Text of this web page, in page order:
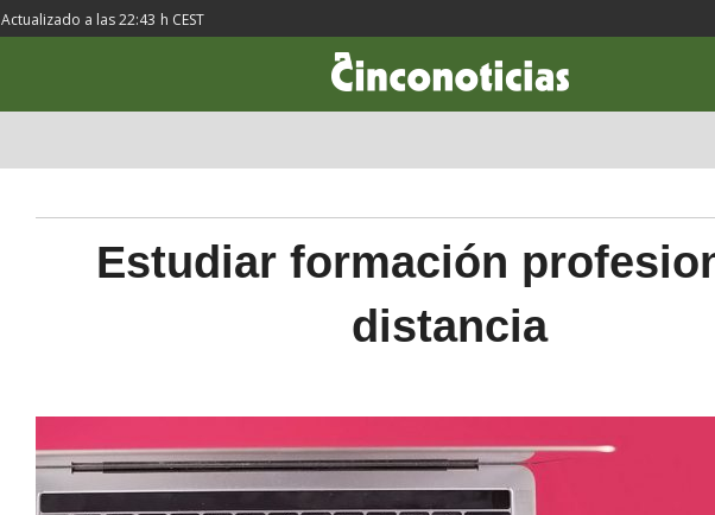
Actualizado a las22:43 h CEST
Estudiar formación
distancia